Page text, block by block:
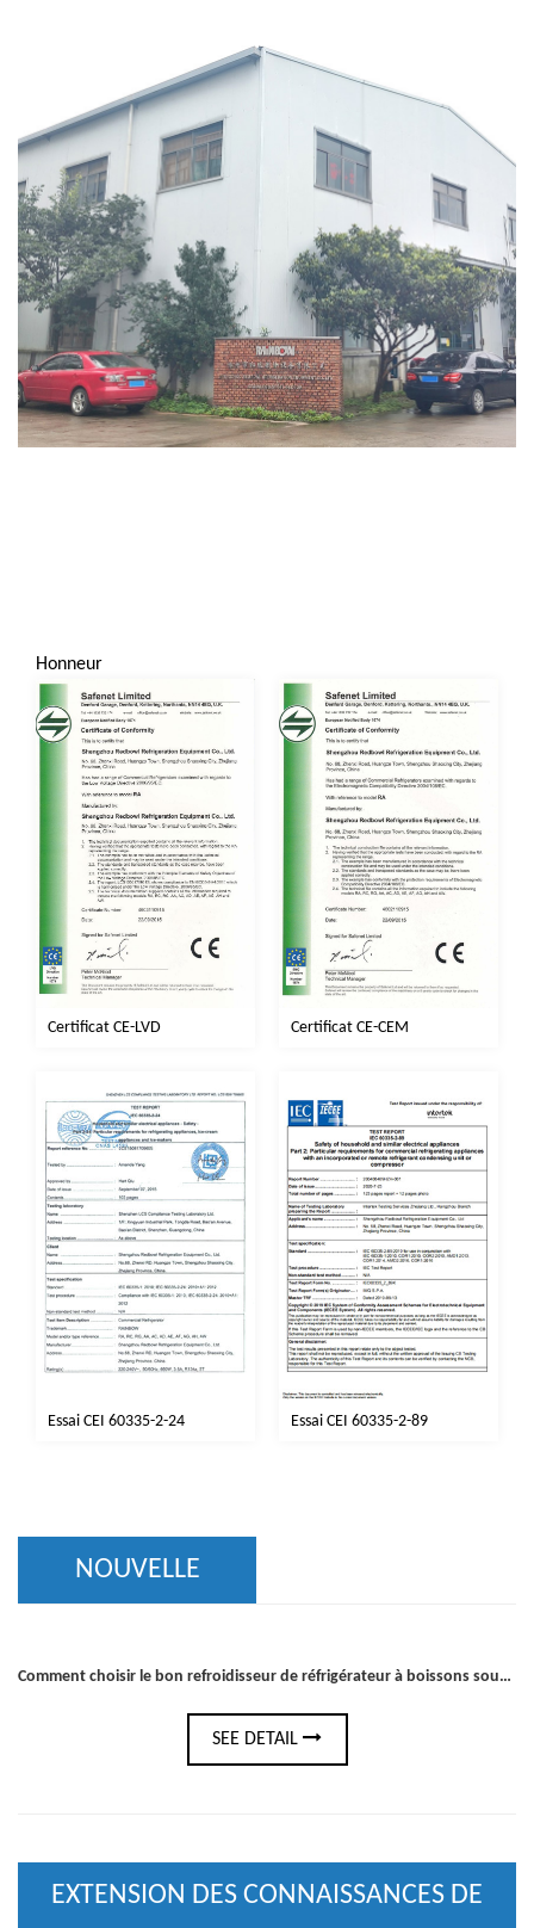
Honneur
Certificat CE-LVD Certificat CE-CEM
Essai CEI 60335-2-24 Essai CEI 60335-2-89
NOUVELLE
Comment choisir le bon refroidisseur de réfrigérateur à boissons sous le comptoir pour votre bar ou votre cuisine
SEE DETAIL
EXTENSION DES CONNAISSANCES DE